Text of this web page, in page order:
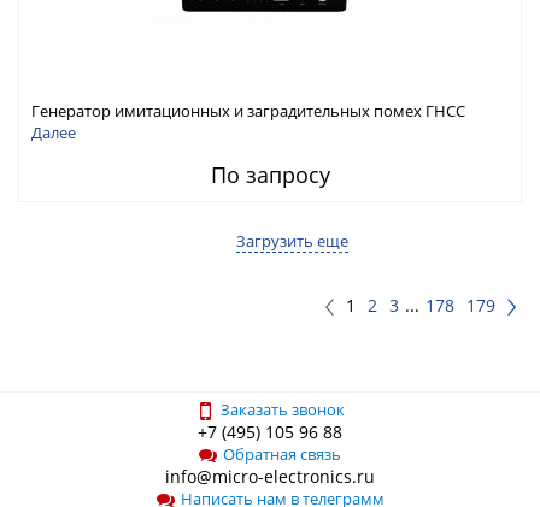
Генератор имитационных и заградительных помех ГНСС
RFТех ГНСП-4400
Далее
По запросу
Загрузить еще
1 2 3 ... 178 179
Заказать звонок
+7 (495) 105 96 88
Обратная связь
info@micro-electronics.ru
Написать нам в телеграмм